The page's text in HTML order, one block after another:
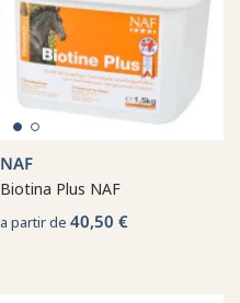
NAF
Biotina Plus NAF
a partir de 40,50 €